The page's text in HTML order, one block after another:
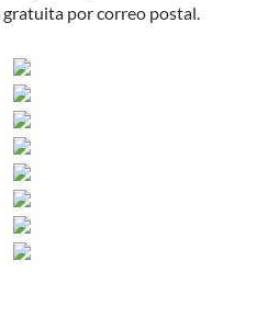
por correo postal.